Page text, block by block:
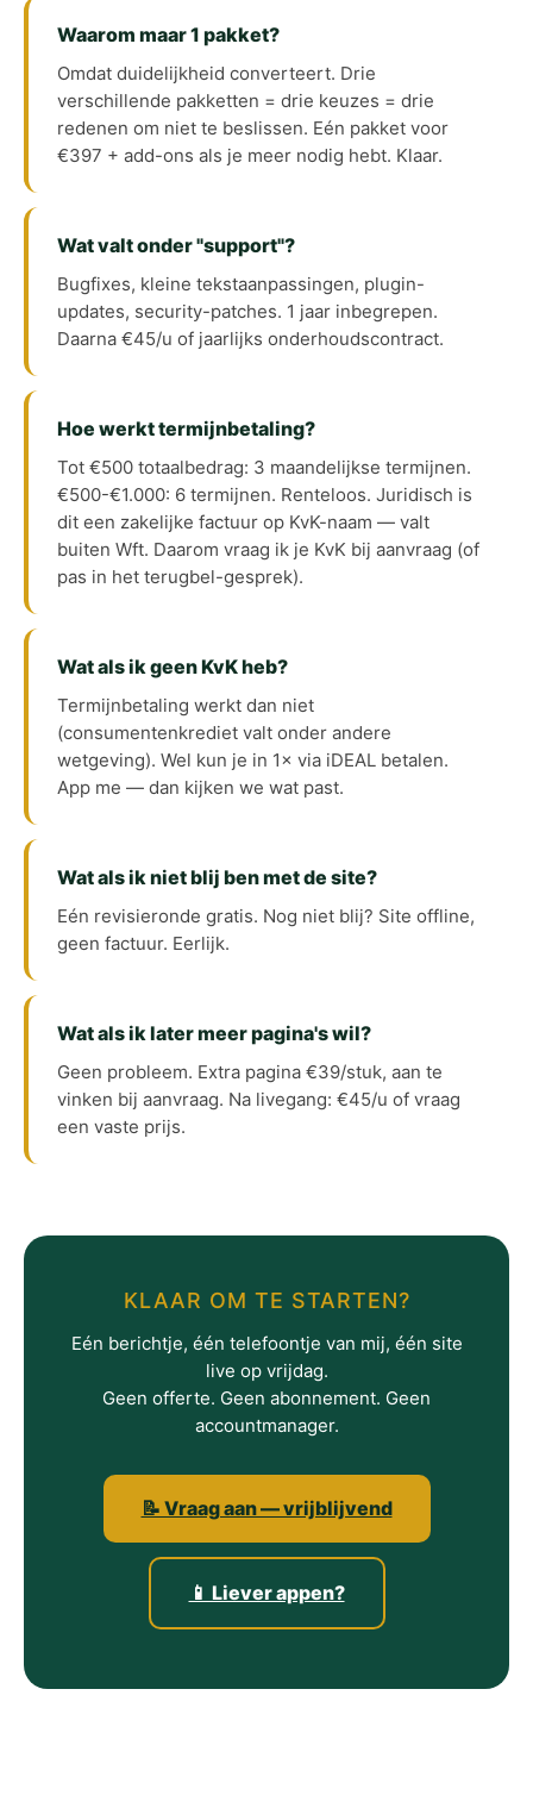
Waarom maar 1 pakket?
Omdat duidelijkheid converteert. Drie
verschillende pakketten = drie keuzes = drie
redenen om niet te beslissen. Eén pakket voor
€397 + add-ons als je meer nodig hebt. Klaar.
Wat valt onder "support"?
Bugfixes, kleine tekstaanpassingen, plugin-
updates, security-patches. 1 jaar inbegrepen.
Daarna €45/u of jaarlijks onderhoudscontract.
Hoe werkt termijnbetaling?
Tot €500 totaalbedrag: 3 maandelijkse termijnen.
€500-€1.000: 6 termijnen. Renteloos. Juridisch is
dit een zakelijke factuur op KvK-naam — valt
buiten Wft. Daarom vraag ik je KvK bij aanvraag (of
pas in het terugbel-gesprek).
Wat als ik geen KvK heb?
Termijnbetaling werkt dan niet
(consumentenkrediet valt onder andere
wetgeving). Wel kun je in 1× via iDEAL betalen.
App me — dan kijken we wat past.
Wat als ik niet blij ben met de site?
Eén revisieronde gratis. Nog niet blij? Site offline,
geen factuur. Eerlijk.
Wat als ik later meer pagina's wil?
Geen probleem. Extra pagina €39/stuk, aan te
vinken bij aanvraag. Na livegang: €45/u of vraag
een vaste prijs.
KLAAR OM TE STARTEN?
Eén berichtje, één telefoontje van mij, één site
live op vrijdag.
Geen offerte. Geen abonnement. Geen
accountmanager.
📝 Vraag aan — vrijblijvend
📱 Liever appen?